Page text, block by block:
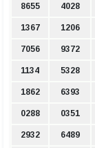
8655 4028
1367 1206
7056 9372
1134 5328
1862 6393
0288 0351
2932 6489